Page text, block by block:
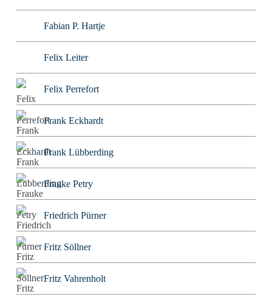
Fabian P. Hartje
Felix Leiter
Felix Perrefort
Frank Eckhardt
Frank Lübberding
Frauke Petry
Friedrich Pürner
Fritz Söllner
Fritz Vahrenholt